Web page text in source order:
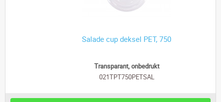
Salade cup deksel PET, 750
Transparant, onbedrukt
021TPT750PETSAL